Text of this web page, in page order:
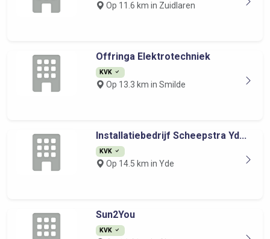
Op 11.6 km in Zuidlaren
Offringa Elektrotechniek
KVK
Op 13.3 km in Smilde
Installatiebedrijf Scheepstra Yd...
KVK
Op 14.5 km in Yde
Sun2You
KVK